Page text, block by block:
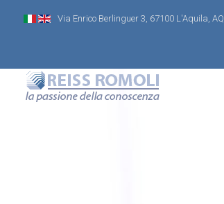
Via Enrico Berlinguer 3, 67100 L'Aquila, AQ